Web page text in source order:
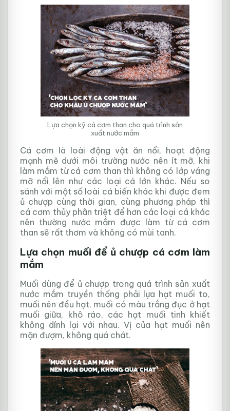
Lựa chọn kỹ cá cơm than cho quá trình sản
xuất nước mắm
Cá cơm là loài động vật ăn nổi, hoạt động
mạnh mẽ dưới môi trường nước nên ít mỡ, khi
làm mắm từ cá cơm than thì không có lớp váng
mỡ nổi lên như các loại cá lớn khác. Nếu so
sánh với một số loài cá biển khác khi được đem
ủ chượp cùng thời gian, cùng phương pháp thì
cá cơm thủy phân triệt để hơn các loại cá khác
nên thường nước mắm được làm từ cá cơm
than sẽ rất thơm và không có mùi tanh.
Lựa chọn muối để ủ chượp cá cơm làm
mắm
Muối dùng để ủ chượp trong quá trình sản xuất
nước mắm truyền thống phải lựa hạt muối to,
muối nên đều hạt, muối có màu trắng đục ở hạt
muối giữa, khô ráo, các hạt muối tinh khiết
không dính lại với nhau. Vị của hạt muối nên
mặn đượm, không quá chát.